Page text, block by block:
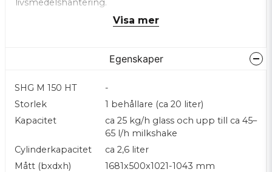
livsmedelshantering.
Båda maskinerna är gjorda för att kunna hantera både
extraheras samtidigt. SHG M 150 har en behållare så
upp till 5 olika smaksiraper. Maskinen har separata
sirapbehållare som automatiskt blandar in smak i
kan välja smak per portion – till exempel choklad,
Pump-system i rostfritt stål
Visa mer
Egenskaper
SHG M 150 HT
-
Storlek
1 behållare (ca 20 liter)
Kapacitet
ca 25 kg/h glass och upp till ca 45–
65 l/h milkshake
Cylinderkapacitet
ca 2,6 liter
Mått (bxdxh)
1681x500x1021-1043 mm